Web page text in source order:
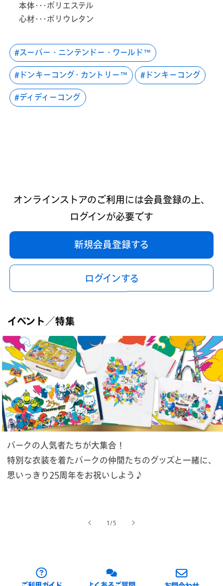
本体･･･ポリエステル
心材･･･ポリウレタン
スーパー・ニンテンドー・ワールド™
ドンキーコング・カントリー™ ドンキーコング
ディディーコング
オンラインストアのご利用には会員登録の上、
ログインが必要です
新規会員登録する
ログインする
イベント／特集
パークの人気者たちが大集合！
特別な衣装を着たパークの仲間たちのグッズと一緒に、
思いっきり25周年をお祝いしよう♪
1 /の
5